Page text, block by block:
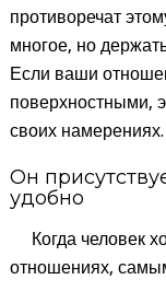
противоречат
многое, но
Если ваши
поверхностными,
своих намерениях.
Он
удобно
Когда человек
отношениях,